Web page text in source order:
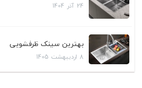
24 آذر 1404
بهترین سینک ظرفشویی
8 اردیبهشت 1405